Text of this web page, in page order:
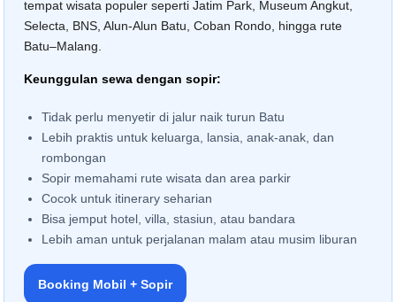
tempat wisata populer seperti Jatim Park, Museum Angkut,
Selecta, BNS, Alun-Alun Batu, Coban Rondo, hingga rute
Batu–Malang.
Keunggulan sewa dengan sopir:
Tidak perlu menyetir di jalur naik turun Batu
Lebih praktis untuk keluarga, lansia, anak-anak, dan
rombongan
Sopir memahami rute wisata dan area parkir
Cocok untuk itinerary seharian
Bisa jemput hotel, villa, stasiun, atau bandara
Lebih aman untuk perjalanan malam atau musim liburan
Booking Mobil + Sopir